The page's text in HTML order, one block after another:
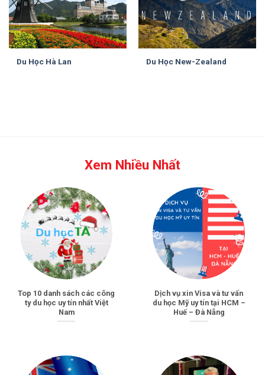
Du Học Hà Lan Du Học New-Zealand
Xem Nhiều Nhất
Top 10 danh sách các công
ty du học uy tín nhất Việt
Nam
Dịch vụ xin Visa và tư vấn
du học Mỹ uy tín tại HCM –
Huế – Đà Nẵng